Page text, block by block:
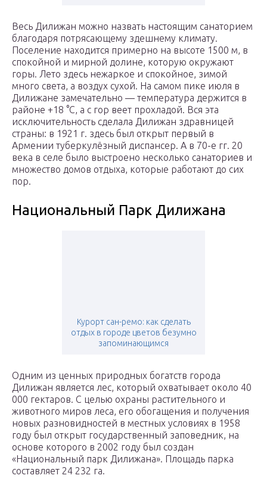
Весь Дилижан можно назвать настоящим санаторием
благодаря потрясающему здешнему климату.
Поселение находится примерно на высоте 1500 м, в
спокойной и мирной долине, которую окружают
горы. Лето здесь нежаркое и спокойное, зимой
много света, а воздух сухой. На самом пике июля в
Дилижане замечательно — температура держится в
районе +18 °C, а с гор веет прохладой. Вся эта
исключительность сделала Дилижан здравницей
страны: в 1921 г. здесь был открыт первый в
Армении туберкулёзный диспансер. А в 70-е гг. 20
века в селе было выстроено несколько санаториев и
множество домов отдыха, которые работают до сих
пор.
Национальный Парк Дилижана
Курорт сан-ремо: как сделать
отдых в городе цветов безумно
запоминающимся
Одним из ценных природных богатств города
Дилижан является лес, который охватывает около 40
000 гектаров. С целью оxраны растительного и
животного миров леса, его обогащения и получения
новых разновидностей в местныx условияx в 1958
году был открыт государственный заповедник, на
основе которого в 2002 году был создан
«Национальный парк Дилижана». Площадь парка
составляет 24 232 га.